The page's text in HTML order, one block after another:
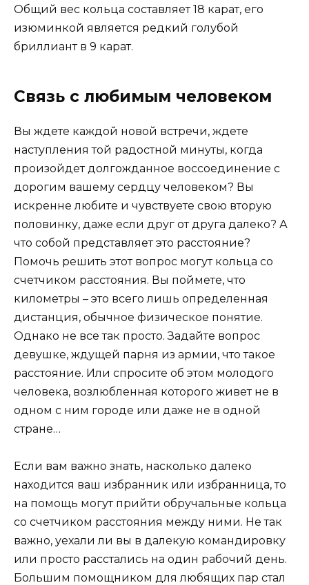
Общий вес кольца составляет 18 карат, его
изюминкой является редкий голубой
бриллиант в 9 карат.
Связь с любимым человеком
Вы ждете каждой новой встречи, ждете
наступления той радостной минуты, когда
произойдет долгожданное воссоединение с
дорогим вашему сердцу человеком? Вы
искренне любите и чувствуете свою вторую
половинку, даже если друг от друга далеко? А
что собой представляет это расстояние?
Помочь решить этот вопрос могут кольца со
счетчиком расстояния. Вы поймете, что
километры – это всего лишь определенная
дистанция, обычное физическое понятие.
Однако не все так просто. Задайте вопрос
девушке, ждущей парня из армии, что такое
расстояние. Или спросите об этом молодого
человека, возлюбленная которого живет не в
одном с ним городе или даже не в одной
стране…
Если вам важно знать, насколько далеко
находится ваш избранник или избранница, то
на помощь могут прийти обручальные кольца
со счетчиком расстояния между ними. Не так
важно, уехали ли вы в далекую командировку
или просто расстались на один рабочий день.
Большим помощником для любящих пар стал